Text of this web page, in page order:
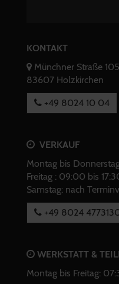
KONTAKT
Münchner Straße 105
83607 Holzkirchen
+49 8024 10 04
VERKAUF
Montag bis
Freitag : 09:00 bis
Samstag: nach
+49 8024
WERKSTATT &
Montag bis Freitag: